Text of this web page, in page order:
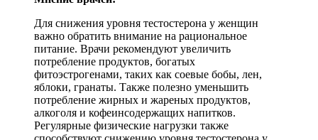
Для снижения уровня тестостерона у женщин
важно обратить внимание на рациональное
питание. Врачи рекомендуют увеличить
потребление продуктов, богатых
фитоэстрогенами, таких как соевые бобы, лен,
яблоки, гранаты. Также полезно уменьшить
потребление жирных и жареных продуктов,
алкоголя и кофеинсодержащих напитков.
Регулярные физические нагрузки также